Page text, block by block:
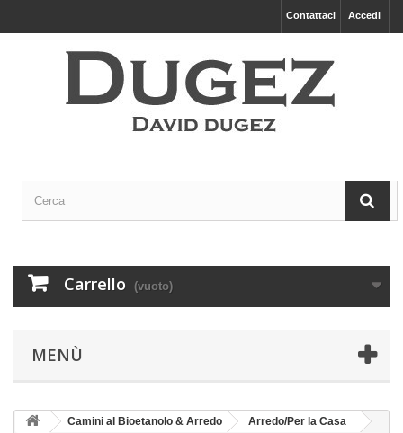
Accedi
Contattaci
Carrello (vuoto)
MENÙ
Camini al Bioetanolo & Arredo
Arredo/Per la Casa